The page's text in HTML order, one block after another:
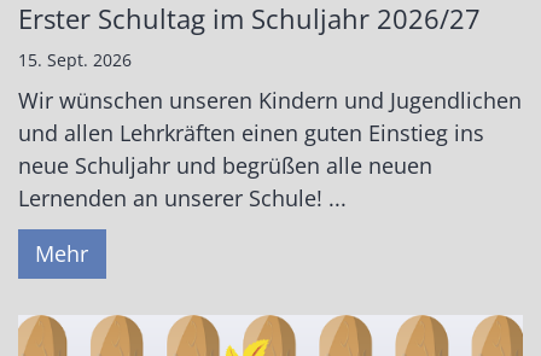
Erster Schultag im Schuljahr 2026/27
15. Sept. 2026
Wir wünschen unseren Kindern und Jugendlichen
und allen Lehrkräften einen guten Einstieg ins
neue Schuljahr und begrüßen alle neuen
Lernenden an unserer Schule! ...
Mehr